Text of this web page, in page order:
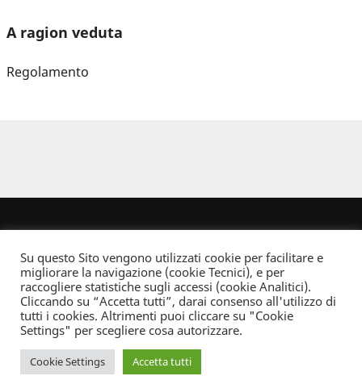
A ragion veduta
Regolamento
Dove non indicato altrimenti quest’opera è distribuita con Licenza
Creative Commons Attribuzione - Non commerciale - Non opere derivate 2.5 Italia
Informativa sulla privacy
Su questo Sito vengono utilizzati cookie per facilitare e
migliorare la navigazione (cookie Tecnici), e per
raccogliere statistiche sugli accessi (cookie Analitici).
Cliccando su “Accetta tutti”, darai consenso all'utilizzo di
tutti i cookies. Altrimenti puoi cliccare su "Cookie
Settings" per scegliere cosa autorizzare.
Cookie Settings Accetta tutti